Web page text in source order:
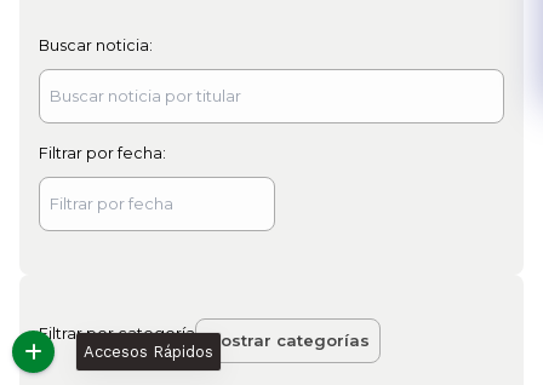
Buscar noticia:
Filtrar por fecha:
Filtrar por categoría Mostrar categorías
Accesos Rápidos